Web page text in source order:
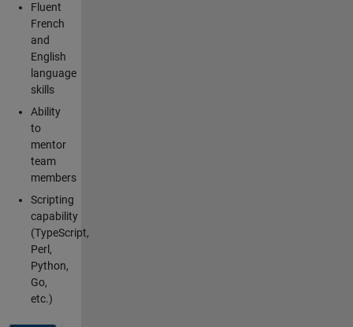
Fluent
French
and
English
language
skills
Ability
to
mentor
team
members
Scripting
capability
(TypeScript,
Perl,
Python,
Go,
etc.)